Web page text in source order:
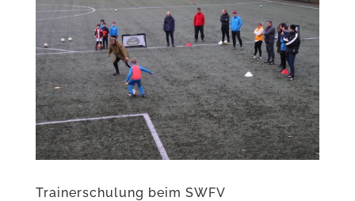
Trainerschulung beim SWFV